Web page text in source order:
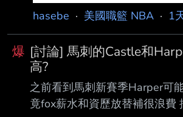
hasebe · 美國職籃 NBA · 1
爆 [討論] 馬刺的Castle和
高?
之前看到馬刺新賽季Harper可
竟fox薪水和資歷放替補很浪費